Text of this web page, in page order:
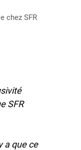
chez SFR
SFR
a que ce